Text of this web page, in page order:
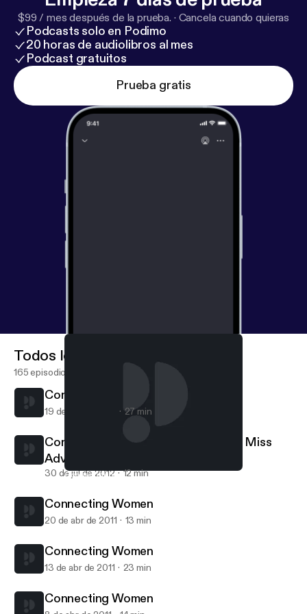
$99 / mes después de la prueba. · Cancela cuando quieras
Podcasts solo en Podimo
20 horas de audiolibros al mes
Podcast gratuitos
Prueba gratis
Connecting Women
Todos los episodios
165 episodios
Connecting Women: Joan Lunden
19 de dic de 2012 27 min
Connecting Women: Emily Morse of Miss
Advised
30 de jul de 2012 12 min
Connecting Women
20 de abr de 2011 13 min
Connecting Women
13 de abr de 2011 23 min
Connecting Women